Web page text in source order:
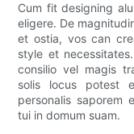
Cum fit designing
eligere. De
et ostia, vos can
style et
consilio vel magis
solis locus potest
personalis saporem
tui in domum suam.